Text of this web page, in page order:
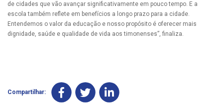
de cidades que vão avançar significativamente em pouco tempo. E a
escola também reflete em benefícios a longo prazo para a cidade.
Entendemos o valor da educação e nosso propósito é oferecer mais
dignidade, saúde e qualidade de vida aos timonenses”, finaliza.
Compartilhar: